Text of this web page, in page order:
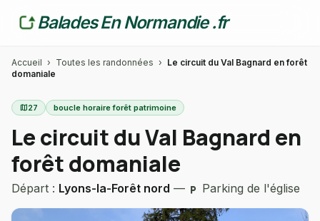
Balades En Normandie .fr
Accueil › Toutes les randonnées › Le circuit du Val Bagnard en forêt
domaniale
map27 boucle horaire forêt patrimoine
Le circuit du Val Bagnard en
forêt domaniale
Départ : Lyons-la-Forêt nord — local_parking Parking de l'église